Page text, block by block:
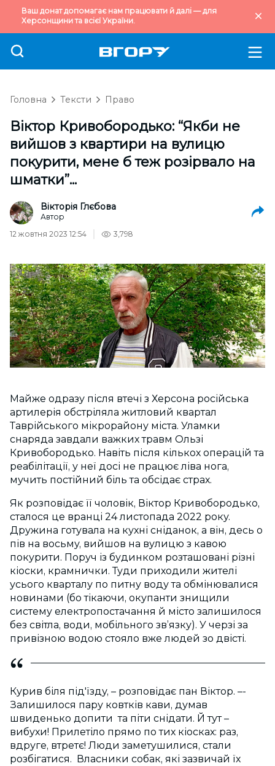
Ваш донат допомагає нам працювати й далі — для
Херсонщини та всієї України.
Головна Тексти Право
Віктор Кривобородько: “Якби не
вийшов з квартири на вулицю
покурити, мене б теж розірвало на
шматки”...
Вікторія Глєбова
Автор
12 жовтня 2023 12:54
3,798
Майже одразу після втечі з Херсона російська
артилерія обстріляла житловий квартал
Таврійського мікрорайону міста. Уламки
снаряда завдали важких травм Ользі
Кривобородько. Навіть після кількох операцій та
реабілітації, у неї досі не працює ліва нога,
мучить постійний біль та обсідає страх.
Як розповідає її чоловік, Віктор Кривобородько,
сталося це вранці 24 листопада 2022 року.
Дружина готувала на кухні сніданок, а він, десь о
пів на восьму, вийшов на вулицю з кавою
покурити. Поруч із будинком розташовані різні
кіоски, крамнички. Туди приходили жителі
усього кварталу по питну воду та обмінювалися
новинами (бо тікаючи, окупанти знищили
систему електропостачання й місто залишилося
без світла, води, мобільного зв’язку). У черзі за
привізною водою стояло вже людей зо двісті.
Курив біля під'їзду, – розповідає пан Віктор. –-
Залишилося пару ковтків кави, думав
швиденько допити та піти снідати. Й тут –
вибухи! Прилетіло прямо по тих кіосках: раз,
вдруге, втретє! Люди заметушилися, стали
розбігатися. Власники собак, які зазвичай їх